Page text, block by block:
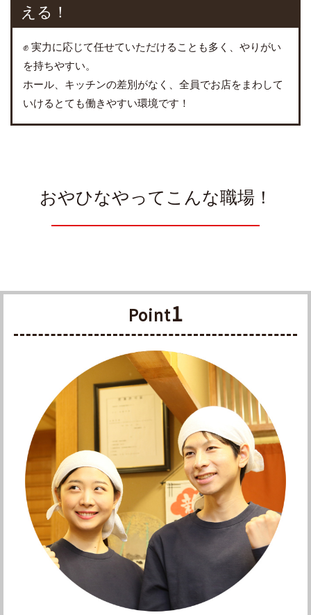
える！
✊ 実力に応じて任せていただけることも多く、やりがい
を持ちやすい。
ホール、キッチンの差別がなく、全員でお店をまわして
いけるとても働きやすい環境です！
おやひなやってこんな職場！
Point1